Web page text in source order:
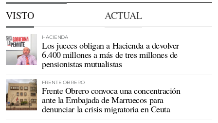
VISTO ACTUAL
HACIENDA
Los jueces obligan a Hacienda a devolver
6.400 millones a más de tres millones de
pensionistas mutualistas
FRENTE OBRERO
Frente Obrero convoca una concentración
ante la Embajada de Marruecos para
denunciar la crisis migratoria en Ceuta